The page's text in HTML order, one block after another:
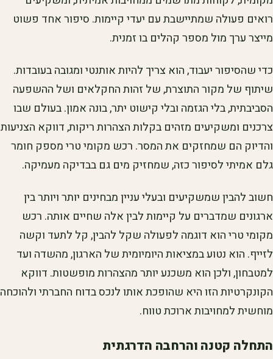
רואים פעולה שמתיישבת עם יעדי קיימות. סיפור אחד פשוט
מייצר ערך מול מספר קהלים בו זמנית.
כדי שהסיפור יעבוד, הוא צריך להיות אותנטי ומגובה בעובדות.
שיתוף של מקור התוצרת, של זהות החקלאים ושל ההשפעה
הסביבתית, בלי הגזמה ובלי קישוט יתר, בונה אמון. בעולם שבו
צרכנים ומשקיעים מזהים בקלות הצהרות ריקות, דווקא הצניעות
והדיוק הם שמחזקים את המסר. רכש מקומי טרי מספק חומר
גלם אמיתי לסיפור כזה, שמחזיק מים גם בבדיקה מעמיקה.
חשוב להבין שמשקיעים ובעלי עניין מבחינים יותר ויותר בין
ארגונים שמדברים על קיימות לבין אלה שחיים אותה. רכש
מקומי טרי הוא דוגמה לפעולה שקל להבין, קל לתעד וקשה
לזייף. הוא נטוע במציאות היומיומית של הארגון, מהשדה ועד
למטבחון, ולכן הוא משכנע יותר מהצהרות מופשטות. דווקא
הקונקרטיות הזו היא שהופכת אותו לנכס בדוח החברתי ולהוכחה
מוחשית למחויבות ארוכת טווח.
התחלה קטנה והרחבה הדרגתית